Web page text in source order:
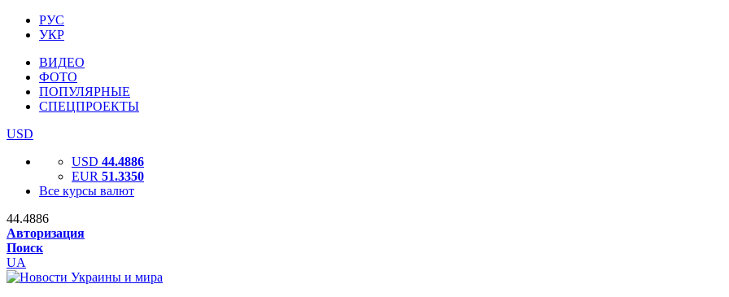
РУС
УКР
ВИДЕО
ФОТО
ПОПУЛЯРНЫЕ
СПЕЦПРОЕКТЫ
USD
USD 44.4886
EUR 51.3350
Все курсы валют
44.4886
Авторизация
Поиск
UA